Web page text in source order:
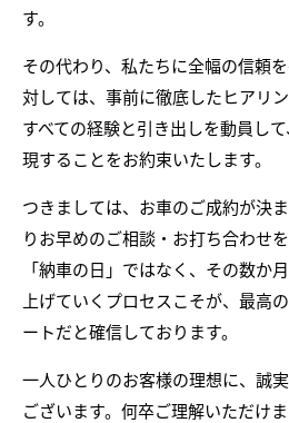
す。
その代わり、私たちに全幅の信頼
対しては、事前に徹底したヒアリ
すべての経験と引き出しを動員し
現することをお約束いたします。
つきましては、お車のご成約が決
りお早めのご相談・お打ち合わせ
「納車の日」ではなく、その数か
上げていくプロセスこそが、最高
ートだと確信しております。
一人ひとりのお客様の理想に、誠
ございます。何卒ご理解いただけ